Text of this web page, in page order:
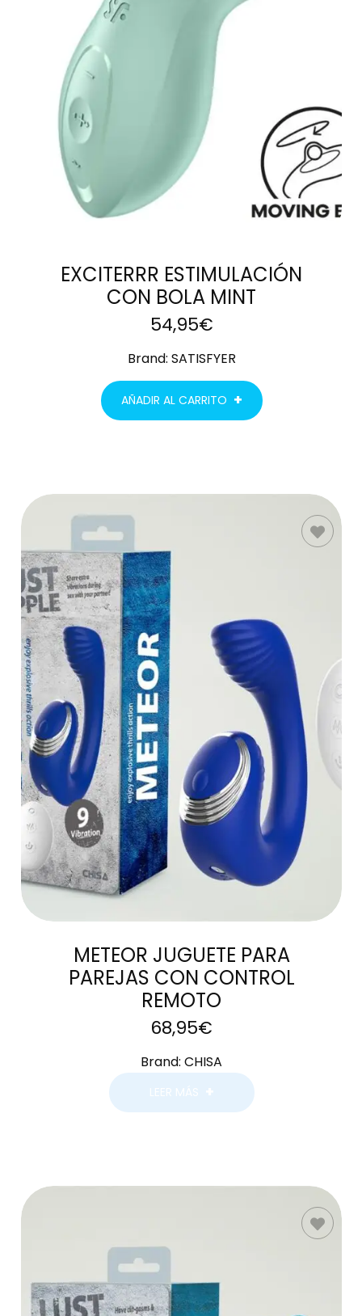
EXCITERRR ESTIMULACIÓN
CON BOLA MINT
54,95€
Brand: SATISFYER
AÑADIR AL CARRITO
LEER MÁS
METEOR JUGUETE PARA
PAREJAS CON CONTROL
REMOTO
68,95€
Brand: CHISA
LEER MÁS